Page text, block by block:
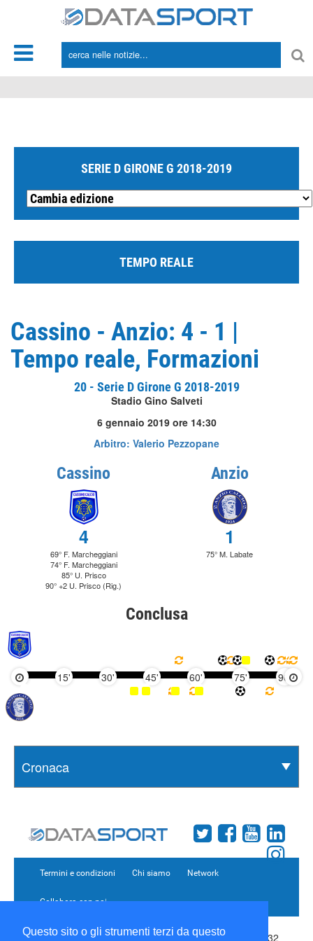
Questo sito o gli strumenti terzi da questo
SERIE D GIRONE G 2018-2019
TEMPO REALE
Cassino - Anzio: 4 - 1 |
Tempo reale, Formazioni
20 - Serie D Girone G 2018-2019
Stadio Gino Salveti
6 gennaio 2019 ore 14:30
Arbitro: Valerio Pezzopane
Cassino
4
69° F. Marcheggiani
74° F. Marcheggiani
85° U. Prisco
90° +2 U. Prisco (Rig.)
Anzio
1
75° M. Labate
Conclusa
15' 30' 45' 60' 75' 90'
Termini e condizioni Chi siamo Network
Collabora con noi
Copyright 1995-2026 ©Wise SrlVia Palmanova 8 20132